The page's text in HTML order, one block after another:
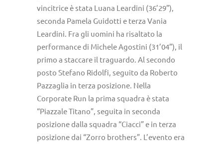
vincitrice è stata Luana Leardini (36’29”),
seconda Pamela Guidotti e terza Vania
Leardini. Fra gli uomini ha risaltato la
performance di Michele Agostini (31’04”), il
primo a staccare il traguardo. Al secondo
posto Stefano Ridolfi, seguito da Roberto
Pazzaglia in terza posizione. Nella
Corporate Run la prima squadra è stata
“Piazzale Titano”, seguita in seconda
posizione dalla squadra “Ciacci” e in terza
posizione dai “Zorro brothers”. L’evento era